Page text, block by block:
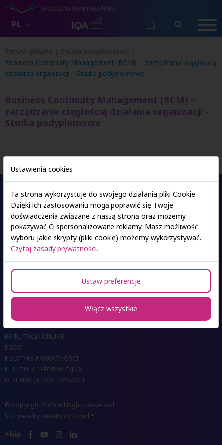
PL
Strona główna
Studia podyplomowe
Business Continuity Management (BCM) – zarządzanie ciągłością
działania organizacji - Studia podyplomowe
Business Continuity Management (BCM) –
zarządzanie ciągłością działania organizacji -
Studia podyplomowe
Oferta studiów
Ośrodki SAN
KONTAKT DO OŚRODKÓW
KONTAKT DO BIUR I UCZELNI
REKRUTACJA ONLINE
RODO
POLITYKA PRYWATNOŚCI
KLAUZULA INFORMACYJNA
DEKLARACJA DOSTĘPNOŚCI
© Copyright 2026. All Rights Reserved.
Software by SmartSpot.Cloud™
Ustawienia cookies
Ta strona wykorzystuje do swojego działania pliki Cookie.
Dzięki ich zastosowaniu mogą poprawić się Twoje
doświadczenia związane z naszą stroną oraz możemy
pokazywać Ci spersonalizowane reklamy. Masz możliwość
wyboru jakie skrypty (pliki cookie) możemy wykorzystywać.
Czytaj zasady prywatności.
Ustaw preferencje
Włącz wszystkie